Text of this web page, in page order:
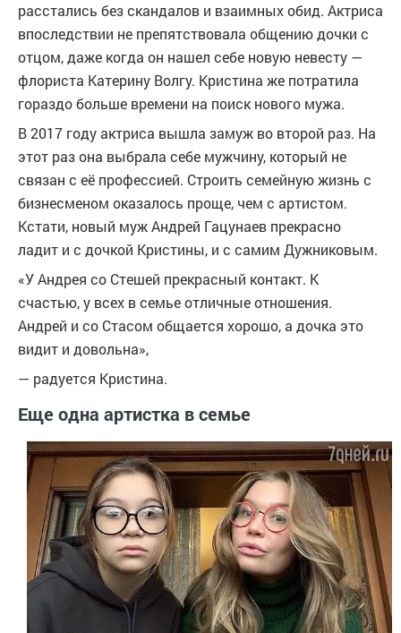
расстались без скандалов и взаимных обид. Актриса
впоследствии не препятствовала общению дочки с
отцом, даже когда он нашел себе новую невесту —
флориста Катерину Волгу. Кристина же потратила
гораздо больше времени на поиск нового мужа.
В 2017 году актриса вышла замуж во второй раз. На
этот раз она выбрала себе мужчину, который не
связан с её профессией. Строить семейную жизнь с
бизнесменом оказалось проще, чем с артистом.
Кстати, новый муж Андрей Гацунаев прекрасно
ладит и с дочкой Кристины, и с самим Дужниковым.
«У Андрея со Стешей прекрасный контакт. К
счастью, у всех в семье отличные отношения.
Андрей и со Стасом общается хорошо, а дочка это
видит и довольна»,
— радуется Кристина.
Еще одна артистка в семье